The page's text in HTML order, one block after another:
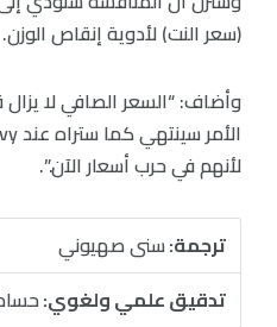
(سعر النت) لأدوية إنقاص الوزن.
وأضاف: “السعر الصافي لا
لأنهم في حرب أسعار الآن.”.
ترجمة:سنى صهيوني
تدقيق علمي ولغوي: